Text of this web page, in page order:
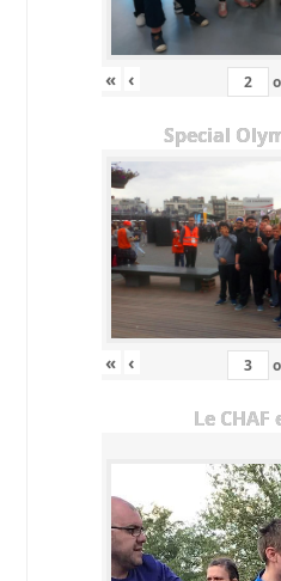
« ‹
Special
« ‹
Le